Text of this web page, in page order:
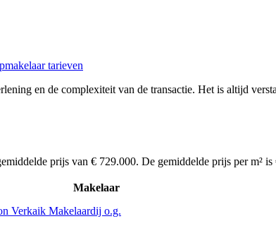
tarieven
en de complexiteit van de transactie. Het is altijd
prijs van € 729.000. De gemiddelde prijs per m²
Makelaar
Verkaik Makelaardij o.g.